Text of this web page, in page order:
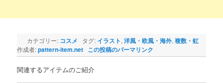
カテゴリー: コスメ タグ: イラスト,洋風・欧風・海外,複数・虹
作成者:pattern-item.net この投稿のパーマリンク
関連するアイテムのご紹介